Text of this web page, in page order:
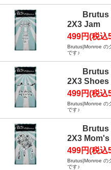
Brutus
2X3 Jam
499円(税込
Brutus|Monroe の
です♪
Brutus
2X3
499円(税込
Brutus|Monroe の
です♪
Brutus
2X3
499円(税込
Brutus|Monroe の
です♪